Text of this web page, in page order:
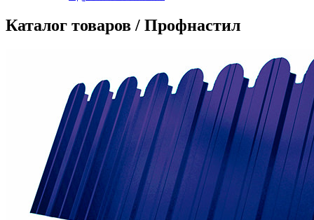
Каталог товаров / Профнастил